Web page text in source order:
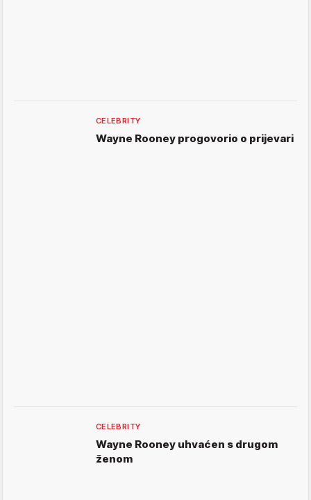
CELEBRITY
Wayne Rooney progovorio o prijevari
CELEBRITY
Wayne Rooney uhvaćen s drugom
ženom